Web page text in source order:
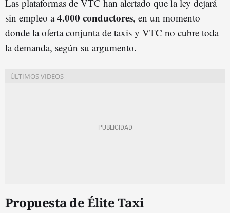
Las plataformas de VTC han alertado que la ley dejará
sin empleo a4.000 conductores, en un momento
donde la oferta conjunta de taxis y VTC no cubre toda
la demanda, según su argumento.
Propuesta de Élite Taxi